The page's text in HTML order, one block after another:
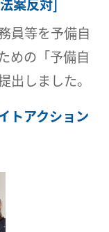
案反対]
員等を予備自
めの「予備自
出しました。
トアクション